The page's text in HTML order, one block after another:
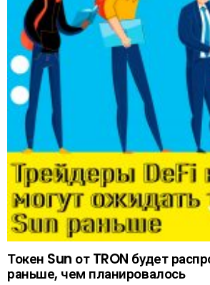
Токен Sun от TRON будет
раньше, чем планировалось